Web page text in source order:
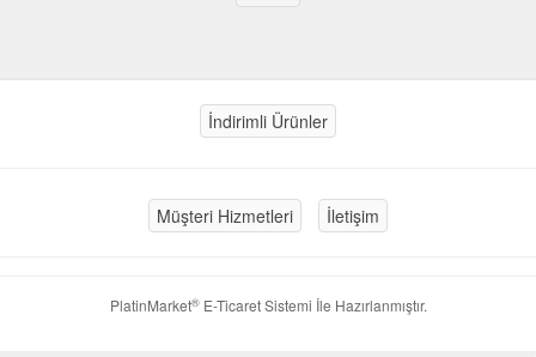
İndirimli Ürünler
Müşteri Hizmetleri İletişim
PlatinMarket®E-Ticaret Sistemi İle Hazırlanmıştır.